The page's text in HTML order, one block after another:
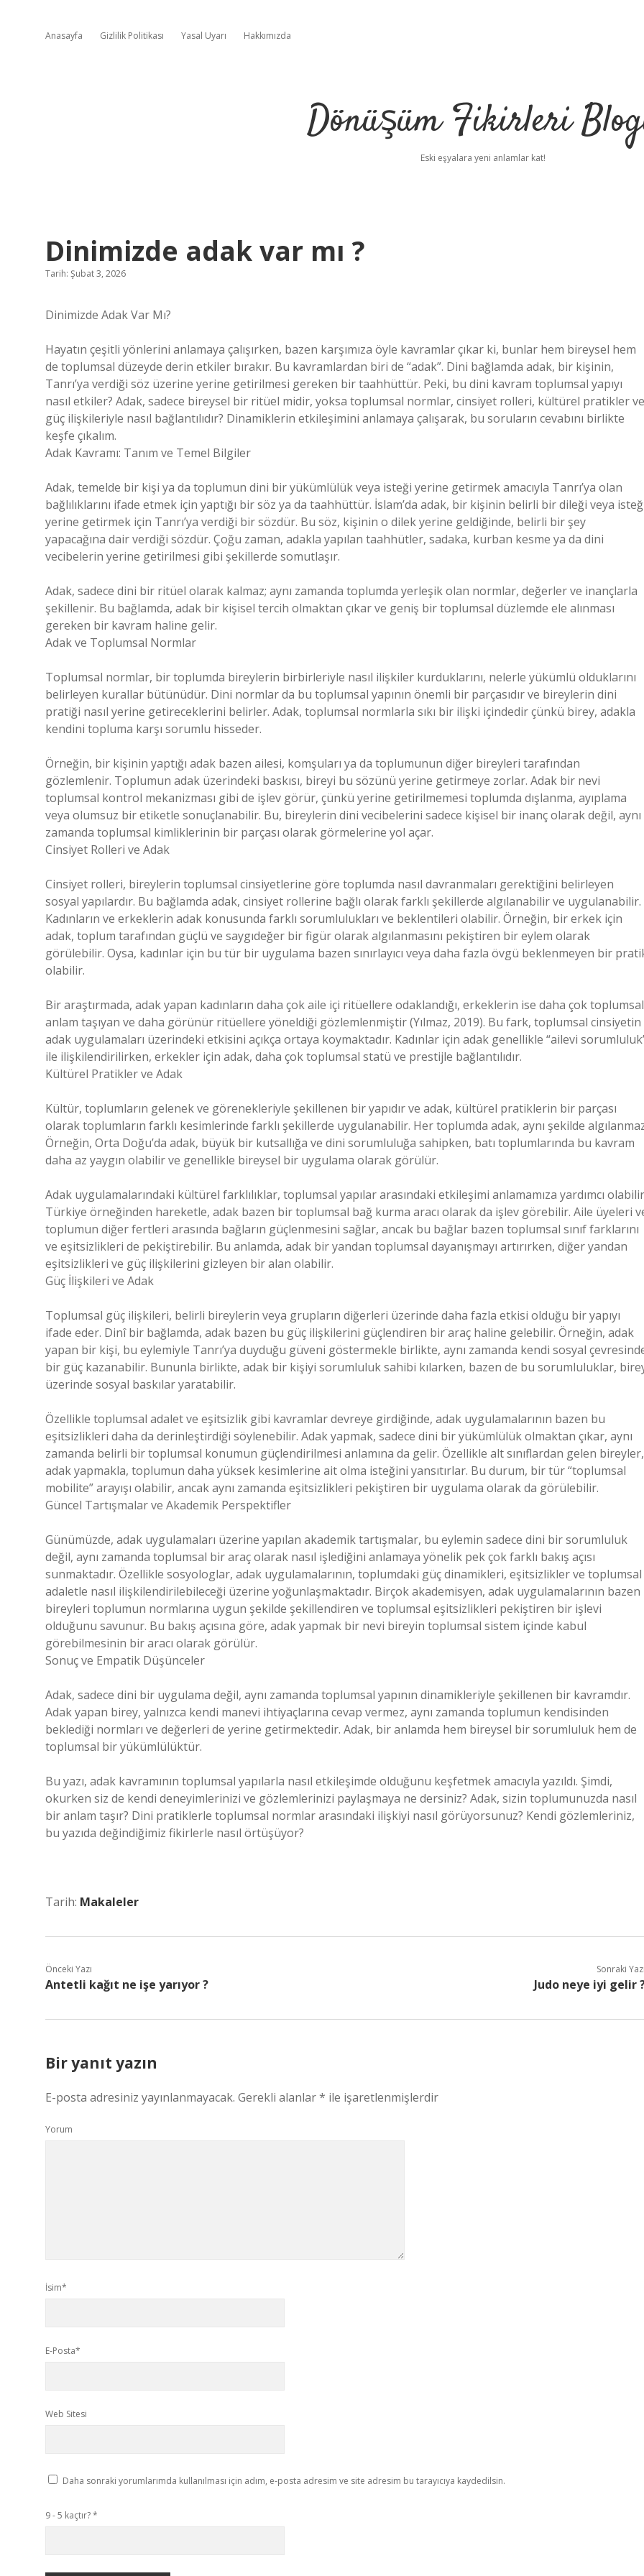
Anasayfa Gizlilik Politikası Yasal Uyarı Hakkımızda
Dönüşüm Fikirleri
Eski eşyalara yeni anlamlar kat!
Dinimizde adak var mı ?
Tarih: Şubat 3, 2026
Dinimizde Adak Var Mı?
Hayatın çeşitli yönlerini anlamaya çalışırken, bazen karşımıza öyle kavramlar çıkar ki, bunlar hem bireysel hem
de toplumsal düzeyde derin etkiler bırakır. Bu kavramlardan biri de “adak”. Dini bağlamda adak, bir kişinin,
Tanrı’ya verdiği söz üzerine yerine getirilmesi gereken bir taahhüttür. Peki, bu dini kavram toplumsal yapıyı
nasıl etkiler? Adak, sadece bireysel bir ritüel midir, yoksa toplumsal normlar, cinsiyet rolleri, kültürel pratikler ve
güç ilişkileriyle nasıl bağlantılıdır? Dinamiklerin etkileşimini anlamaya çalışarak, bu soruların cevabını birlikte
keşfe çıkalım.
Adak Kavramı: Tanım ve Temel Bilgiler
Adak, temelde bir kişi ya da toplumun dini bir yükümlülük veya isteği yerine getirmek amacıyla Tanrı’ya olan
bağlılıklarını ifade etmek için yaptığı bir söz ya da taahhüttür. İslam’da adak, bir kişinin belirli bir dileği veya
yerine getirmek için Tanrı’ya verdiği bir sözdür. Bu söz, kişinin o dilek yerine geldiğinde, belirli bir şey
yapacağına dair verdiği sözdür. Çoğu zaman, adakla yapılan taahhütler, sadaka, kurban kesme ya da dini
vecibelerin yerine getirilmesi gibi şekillerde somutlaşır.
Adak, sadece dini bir ritüel olarak kalmaz; aynı zamanda toplumda yerleşik olan normlar, değerler ve inançlarla
şekillenir. Bu bağlamda, adak bir kişisel tercih olmaktan çıkar ve geniş bir toplumsal düzlemde ele alınması
gereken bir kavram haline gelir.
Adak ve Toplumsal Normlar
Toplumsal normlar, bir toplumda bireylerin birbirleriyle nasıl ilişkiler kurduklarını, nelerle yükümlü olduklarını
belirleyen kurallar bütünüdür. Dini normlar da bu toplumsal yapının önemli bir parçasıdır ve bireylerin dini
pratiği nasıl yerine getireceklerini belirler. Adak, toplumsal normlarla sıkı bir ilişki içindedir çünkü birey, adakla
kendini topluma karşı sorumlu hisseder.
Örneğin, bir kişinin yaptığı adak bazen ailesi, komşuları ya da toplumunun diğer bireyleri tarafından
gözlemlenir. Toplumun adak üzerindeki baskısı, bireyi bu sözünü yerine getirmeye zorlar. Adak bir nevi
toplumsal kontrol mekanizması gibi de işlev görür, çünkü yerine getirilmemesi toplumda dışlanma, ayıplama
veya olumsuz bir etiketle sonuçlanabilir. Bu, bireylerin dini vecibelerini sadece kişisel bir inanç olarak değil, aynı
zamanda toplumsal kimliklerinin bir parçası olarak görmelerine yol açar.
Cinsiyet Rolleri ve Adak
Cinsiyet rolleri, bireylerin toplumsal cinsiyetlerine göre toplumda nasıl davranmaları gerektiğini belirleyen
sosyal yapılardır. Bu bağlamda adak, cinsiyet rollerine bağlı olarak farklı şekillerde algılanabilir ve uygulanabilir.
Kadınların ve erkeklerin adak konusunda farklı sorumlulukları ve beklentileri olabilir. Örneğin, bir erkek için
adak, toplum tarafından güçlü ve saygıdeğer bir figür olarak algılanmasını pekiştiren bir eylem olarak
görülebilir. Oysa, kadınlar için bu tür bir uygulama bazen sınırlayıcı veya daha fazla övgü beklenmeyen bir
olabilir.
Bir araştırmada, adak yapan kadınların daha çok aile içi ritüellere odaklandığı, erkeklerin ise daha çok toplumsal
anlam taşıyan ve daha görünür ritüellere yöneldiği gözlemlenmiştir (Yılmaz, 2019). Bu fark, toplumsal cinsiyetin
adak uygulamaları üzerindeki etkisini açıkça ortaya koymaktadır. Kadınlar için adak genellikle “ailevi
ile ilişkilendirilirken, erkekler için adak, daha çok toplumsal statü ve prestijle bağlantılıdır.
Kültürel Pratikler ve Adak
Kültür, toplumların gelenek ve görenekleriyle şekillenen bir yapıdır ve adak, kültürel pratiklerin bir parçası
olarak toplumların farklı kesimlerinde farklı şekillerde uygulanabilir. Her toplumda adak, aynı şekilde
Örneğin, Orta Doğu’da adak, büyük bir kutsallığa ve dini sorumluluğa sahipken, batı toplumlarında bu kavram
daha az yaygın olabilir ve genellikle bireysel bir uygulama olarak görülür.
Adak uygulamalarındaki kültürel farklılıklar, toplumsal yapılar arasındaki etkileşimi anlamamıza yardımcı
Türkiye örneğinden hareketle, adak bazen bir toplumsal bağ kurma aracı olarak da işlev görebilir. Aile üyeleri
toplumun diğer fertleri arasında bağların güçlenmesini sağlar, ancak bu bağlar bazen toplumsal sınıf farklarını
ve eşitsizlikleri de pekiştirebilir. Bu anlamda, adak bir yandan toplumsal dayanışmayı artırırken, diğer yandan
eşitsizlikleri ve güç ilişkilerini gizleyen bir alan olabilir.
Güç İlişkileri ve Adak
Toplumsal güç ilişkileri, belirli bireylerin veya grupların diğerleri üzerinde daha fazla etkisi olduğu bir yapıyı
ifade eder. Dinî bir bağlamda, adak bazen bu güç ilişkilerini güçlendiren bir araç haline gelebilir. Örneğin, adak
yapan bir kişi, bu eylemiyle Tanrı’ya duyduğu güveni göstermekle birlikte, aynı zamanda kendi sosyal
bir güç kazanabilir. Bununla birlikte, adak bir kişiyi sorumluluk sahibi kılarken, bazen de bu sorumluluklar,
üzerinde sosyal baskılar yaratabilir.
Özellikle toplumsal adalet ve eşitsizlik gibi kavramlar devreye girdiğinde, adak uygulamalarının bazen bu
eşitsizlikleri daha da derinleştirdiği söylenebilir. Adak yapmak, sadece dini bir yükümlülük olmaktan çıkar, aynı
zamanda belirli bir toplumsal konumun güçlendirilmesi anlamına da gelir. Özellikle alt sınıflardan gelen bireyler,
adak yapmakla, toplumun daha yüksek kesimlerine ait olma isteğini yansıtırlar. Bu durum, bir tür “toplumsal
mobilite” arayışı olabilir, ancak aynı zamanda eşitsizlikleri pekiştiren bir uygulama olarak da görülebilir.
Güncel Tartışmalar ve Akademik Perspektifler
Günümüzde, adak uygulamaları üzerine yapılan akademik tartışmalar, bu eylemin sadece dini bir sorumluluk
değil, aynı zamanda toplumsal bir araç olarak nasıl işlediğini anlamaya yönelik pek çok farklı bakış açısı
sunmaktadır. Özellikle sosyologlar, adak uygulamalarının, toplumdaki güç dinamikleri, eşitsizlikler ve toplumsal
adaletle nasıl ilişkilendirilebileceği üzerine yoğunlaşmaktadır. Birçok akademisyen, adak uygulamalarının bazen
bireyleri toplumun normlarına uygun şekilde şekillendiren ve toplumsal eşitsizlikleri pekiştiren bir işlevi
olduğunu savunur. Bu bakış açısına göre, adak yapmak bir nevi bireyin toplumsal sistem içinde kabul
görebilmesinin bir aracı olarak görülür.
Sonuç ve Empatik Düşünceler
Adak, sadece dini bir uygulama değil, aynı zamanda toplumsal yapının dinamikleriyle şekillenen bir kavramdır.
Adak yapan birey, yalnızca kendi manevi ihtiyaçlarına cevap vermez, aynı zamanda toplumun kendisinden
beklediği normları ve değerleri de yerine getirmektedir. Adak, bir anlamda hem bireysel bir sorumluluk hem de
toplumsal bir yükümlülüktür.
Bu yazı, adak kavramının toplumsal yapılarla nasıl etkileşimde olduğunu keşfetmek amacıyla yazıldı. Şimdi,
okurken siz de kendi deneyimlerinizi ve gözlemlerinizi paylaşmaya ne dersiniz? Adak, sizin toplumunuzda nasıl
bir anlam taşır? Dini pratiklerle toplumsal normlar arasındaki ilişkiyi nasıl görüyorsunuz? Kendi gözlemleriniz,
bu yazıda değindiğimiz fikirlerle nasıl örtüşüyor?
Tarih: Makaleler
Önceki Yazı
Antetli kağıt ne işe yarıyor ?
Sonraki
Judo neye iyi gelir
Bir yanıt yazın
E-posta adresiniz yayınlanmayacak. Gerekli alanlar* ile işaretlenmişlerdir
Yorum
İsim*
E-Posta*
Web Sitesi
Daha sonraki yorumlarımda kullanılması için adım, e-posta adresim ve site adresim bu tarayıcıya kaydedilsin.
9 - 5 kaçtır?*